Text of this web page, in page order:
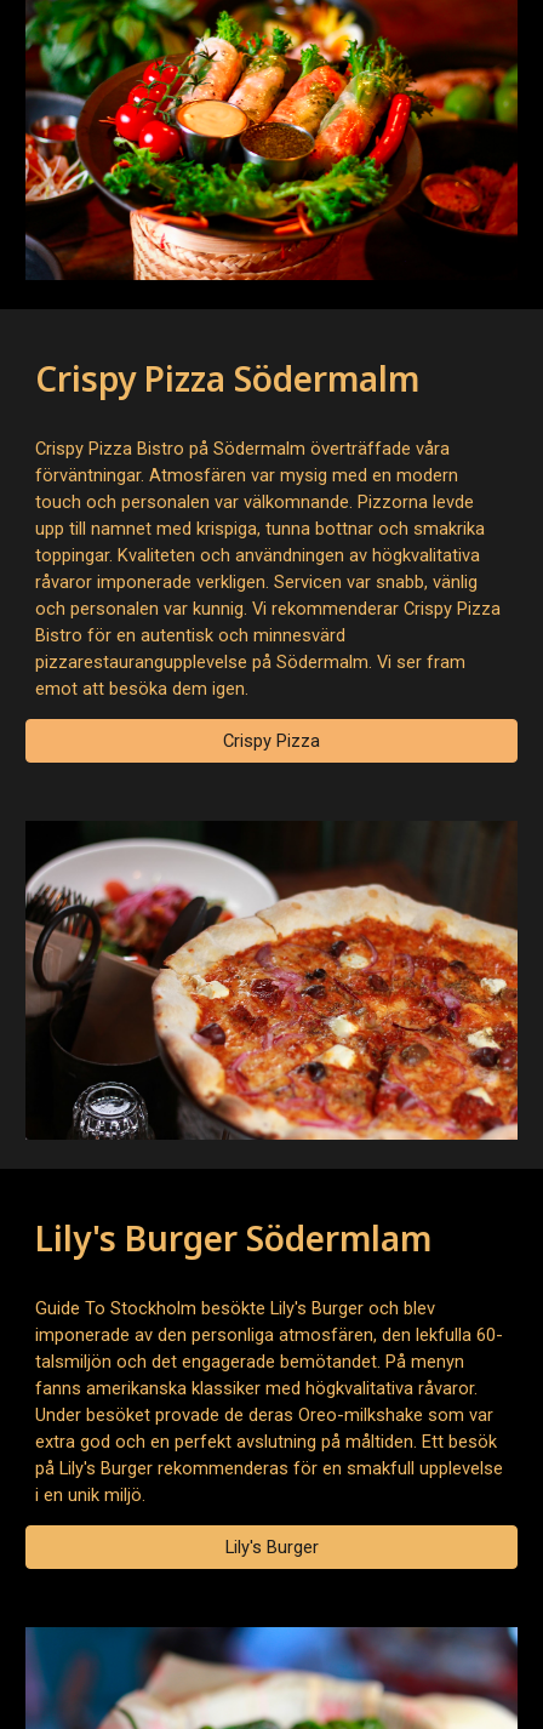
Crispy Pizza Södermalm
Crispy Pizza Bistro på Södermalm överträffade våra
förväntningar. Atmosfären var mysig med en modern
touch och personalen var välkomnande. Pizzorna levde
upp till namnet med krispiga, tunna bottnar och smakrika
toppingar. Kvaliteten och användningen av högkvalitativa
råvaror imponerade verkligen. Servicen var snabb, vänlig
och personalen var kunnig. Vi rekommenderar Crispy Pizza
Bistro för en autentisk och minnesvärd
pizzarestaurangupplevelse på Södermalm. Vi ser fram
emot att besöka dem igen.
Crispy Pizza
Lily's Burger Södermlam
Guide To Stockholm besökte Lily's Burger och blev
imponerade av den personliga atmosfären, den lekfulla 60-
talsmiljön och det engagerade bemötandet. På menyn
fanns amerikanska klassiker med högkvalitativa råvaror.
Under besöket provade de deras Oreo-milkshake som var
extra god och en perfekt avslutning på måltiden. Ett besök
på Lily's Burger rekommenderas för en smakfull upplevelse
i en unik miljö.
Lily's Burger